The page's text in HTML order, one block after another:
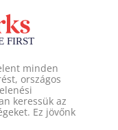
minden
országos
keressük az
Ez jövőnk